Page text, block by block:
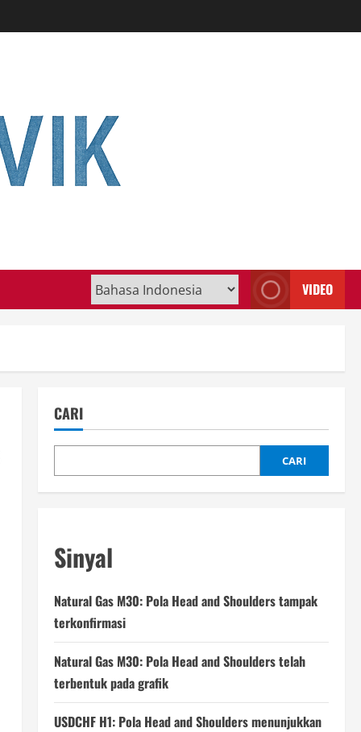
VIDEO
CARI
CARI
Sinyal
Natural Gas M30: Pola Head and Shoulders tampak
terkonfirmasi
Natural Gas M30: Pola Head and Shoulders telah
terbentuk pada grafik
USDCHF H1: Pola Head and Shoulders menunjukkan